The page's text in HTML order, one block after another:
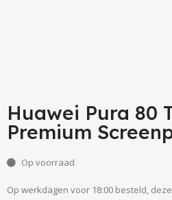
Huawei Pura 80
Premium
Op voorraad
Op werkdagen voor 18:00 besteld,